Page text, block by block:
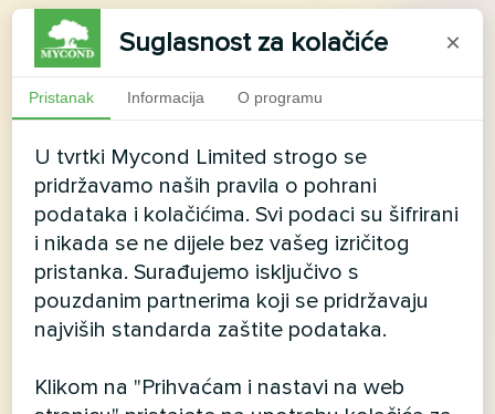
Suglasnost za kolačiće ×
Pristanak Informacija O programu
U tvrtki Mycond Limited strogo se
pridržavamo naših pravila o pohrani
podataka i kolačićima. Svi podaci su šifrirani
i nikada se ne dijele bez vašeg izričitog
pristanka. Surađujemo isključivo s
pouzdanim partnerima koji se pridržavaju
najviših standarda zaštite podataka.
Klikom na "Prihvaćam i nastavi na web